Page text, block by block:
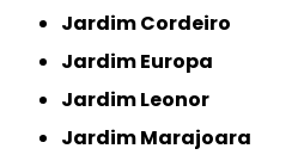
Jardim Cordeiro
Jardim Europa
Jardim Leonor
Jardim Marajoara